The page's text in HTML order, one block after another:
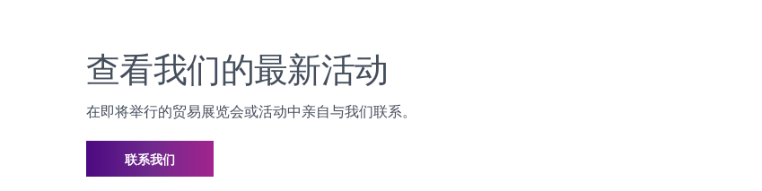
查看我们的最新活动
在即将举行的贸易展览会或活动中亲自与我们联系。
联系我们